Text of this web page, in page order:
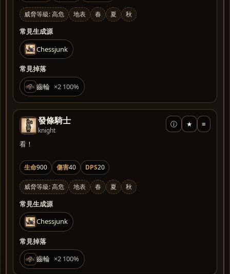
威脅等級: 高危 地表 春 夏 秋
常見生成源
Chessjunk
常見掉落
齒輪 ×2 100%
發條騎士
knight
ⓘ ★ ≡
看！
生命900 傷害40 DPS20
威脅等級: 高危 地表 春 夏 秋
常見生成源
Chessjunk
常見掉落
齒輪 ×2 100%